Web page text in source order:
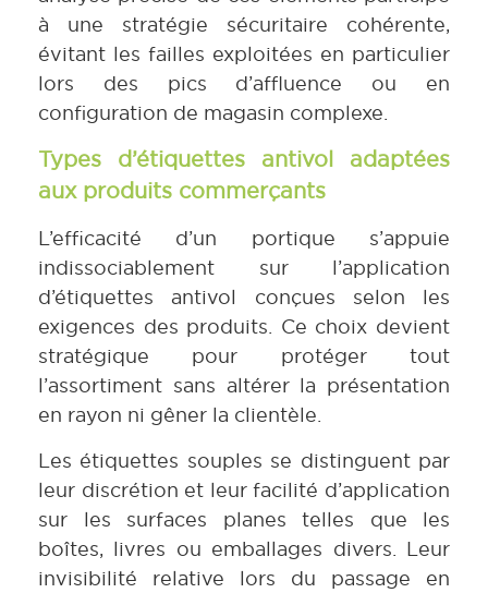
à une stratégie sécuritaire cohérente,
évitant les failles exploitées en particulier
lors des pics d’affluence ou en
configuration de magasin complexe.
Types d’étiquettes antivol adaptées
aux produits commerçants
L’efficacité d’un portique s’appuie
indissociablement sur l’application
d’étiquettes antivol conçues selon les
exigences des produits. Ce choix devient
stratégique pour protéger tout
l’assortiment sans altérer la présentation
en rayon ni gêner la clientèle.
Les étiquettes souples se distinguent par
leur discrétion et leur facilité d’application
sur les surfaces planes telles que les
boîtes, livres ou emballages divers. Leur
invisibilité relative lors du passage en